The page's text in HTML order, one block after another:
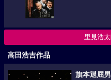
里見浩
高田浩吉作品
旗本退屈